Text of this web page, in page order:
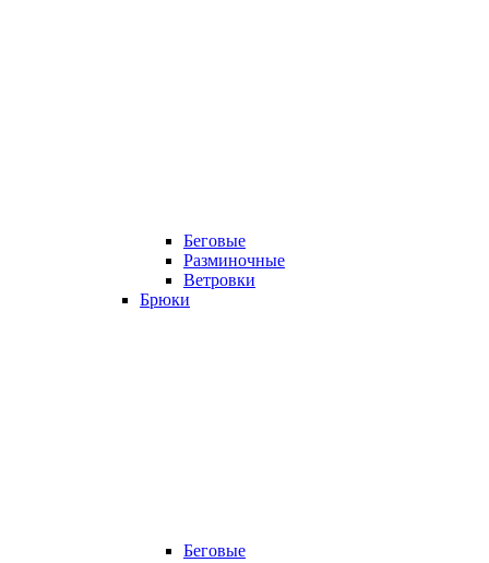
Беговые
Разминочные
Ветровки
Брюки
Беговые